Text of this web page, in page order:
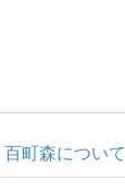
百町森について